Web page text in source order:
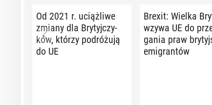
Od 2021 r. uciąż­li­we
zmiany dla Bry­tyj­czy­
ków, którzy po­dró­żu­ją
do UE
Brexit: Wielka
wzywa UE do
ga­nia praw
emi­gran­tów